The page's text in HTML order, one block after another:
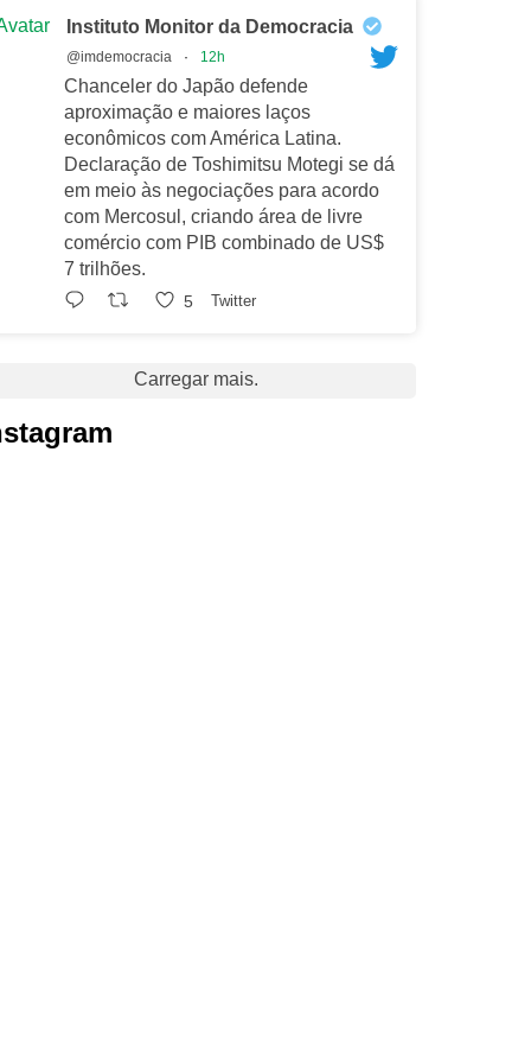
Instituto Monitor da Democracia
@imdemocracia · 12h
Chanceler do Japão defende
aproximação e maiores laços
econômicos com América Latina.
Declaração de Toshimitsu Motegi se dá
em meio às negociações para acordo
com Mercosul, criando área de livre
comércio com PIB combinado de US$
7 trilhões.
5 Twitter
Carregar mais.